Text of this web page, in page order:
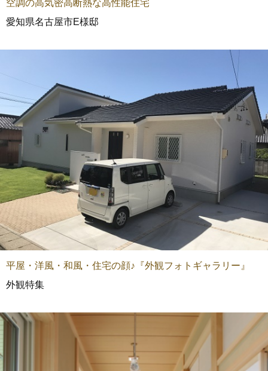
空調の高気密高断熱な高性能住宅
愛知県名古屋市E様邸
平屋・洋風・和風・住宅の顔♪『外観フォトギャラリー』
外観特集